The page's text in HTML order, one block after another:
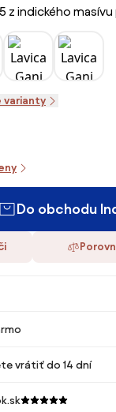
z indického
varianty
Do obchodu
vrátiť do 14 dní